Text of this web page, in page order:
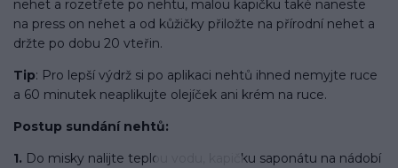
nehet a rozetřete po nehtu, malou kapičku také naneste
na press on nehet a od kůžičky přiložte na přírodní nehet a
držte po dobu 20 vteřin.
Tip: Pro lepší výdrž si po aplikaci nehtů ihned nemyjte ruce
a 60 minutek neaplikujte olejíček ani krém na ruce.
Postup sundání nehtů:
1. Do misky nalijte teplou vodu, kapičku saponátu na nádobí